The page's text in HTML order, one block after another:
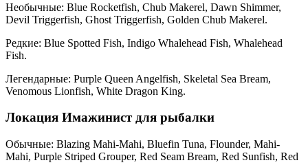
Необычные: Blue Rocketfish, Chub Makerel, Dawn Shimmer,
Devil Triggerfish, Ghost Triggerfish, Golden Chub Makerel.
Редкие: Blue Spotted Fish, Indigo Whalehead Fish, Whalehead
Fish.
Легендарные: Purple Queen Angelfish, Skeletal Sea Bream,
Venomous Lionfish, White Dragon King.
Локация Имажинист для рыбалки
Обычные: Blazing Mahi-Mahi, Bluefin Tuna, Flounder, Mahi-
Mahi, Purple Striped Grouper, Red Seam Bream, Red Sunfish, Red